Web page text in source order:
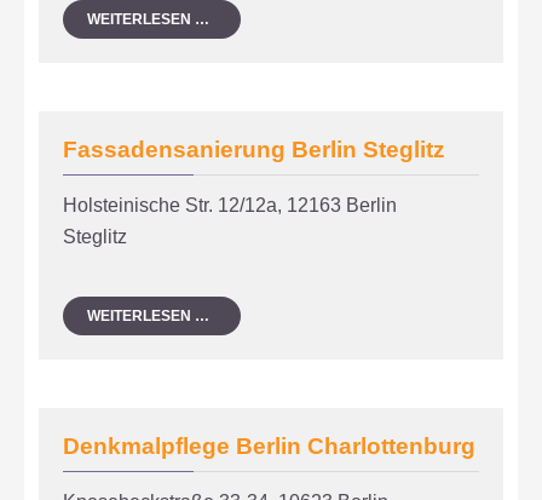
WEITERLESEN … FASSADENSANIERUNG
BERLIN
Fassadensanierung Berlin Steglitz
Holsteinische Str. 12/12a, 12163 Berlin
Steglitz
WEITERLESEN … FASSADENSANIERUNG
BERLIN
Denkmalpflege Berlin Charlottenburg